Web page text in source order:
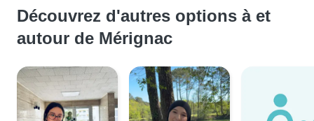
Découvrez d'autres options à et
autour de Mérignac